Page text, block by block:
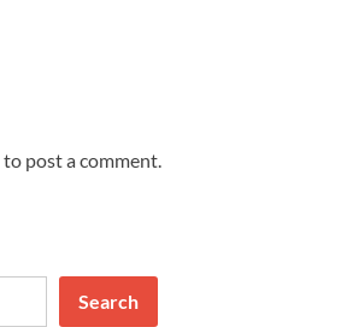
to post a comment.
Search